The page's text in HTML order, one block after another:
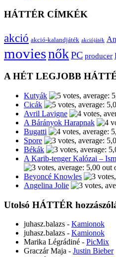
HÁTTÉR CÍMKÉK
akció akció-kalandjáték akciójáték
moviesnőkPC producer
A HÉT LEGJOBB
Kutyák
Cicák
Avril Lavigne
A Bárányok Harapnak
Bugatti
Spore
Békák
A Karib-tenger Kalózai –
Beyoncé Knowles
Angelina Jolie
Utolsó HÁTTÉR
juhasz.balazs - Kamionok
juhasz.balazs - Kamionok
Marika Légrádiné - PicMix
Graczár Maja - Justin Bieber